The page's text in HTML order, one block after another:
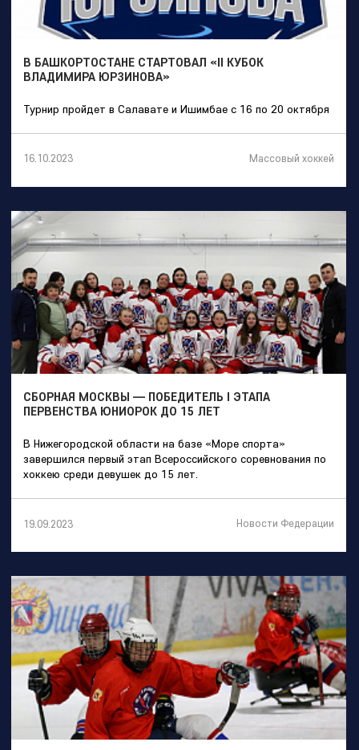
В БАШКОРТОСТАНЕ СТАРТОВАЛ «II КУБОК
ВЛАДИМИРА ЮРЗИНОВА»
Турнир пройдет в Салавате и Ишимбае с 16 по 20 октября
16.10.2023 Массовый хоккей
СБОРНАЯ МОСКВЫ — ПОБЕДИТЕЛЬ I ЭТАПА
ПЕРВЕНСТВА ЮНИОРОК ДО 15 ЛЕТ
В Нижегородской области на базе «Море спорта»
завершился первый этап Всероссийского соревнования по
хоккею среди девушек до 15 лет.
19.09.2023 Новости Федерации